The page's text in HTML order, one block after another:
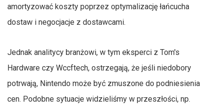
amortyzować koszty poprzez optymalizację łańcucha
dostaw i negocjacje z dostawcami.
Jednak analitycy branżowi, w tym eksperci z Tom's
Hardware czy Wccftech, ostrzegają, że jeśli niedobory
potrwają, Nintendo może być zmuszone do podniesienia
cen. Podobne sytuacje widzieliśmy w przeszłości, np.